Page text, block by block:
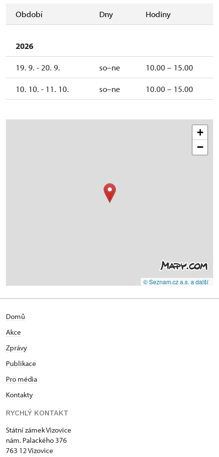
Období Dny Hodiny
2026
19. 9. - 20. 9. so–ne 10.00 – 15.00
10. 10. - 11. 10. so–ne 10.00 – 15.00
+
−
© Seznam.cz a.s. a další
Domů
Akce
Zprávy
Publikace
Pro média
Kontakty
RYCHLÝ KONTAKT
Státní zámek Vizovice
nám. Palackého 376
763 12 Vizovice